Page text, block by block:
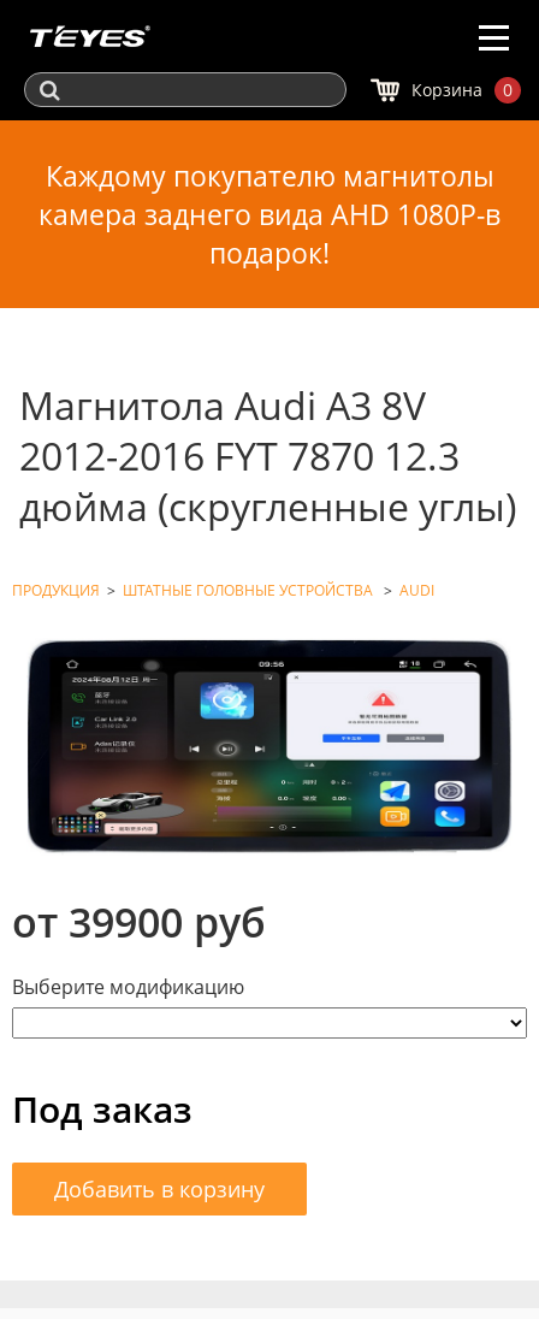
Корзина 0
Каждому покупателю магнитолы
камера заднего вида AHD 1080P-в
подарок!
Магнитола Audi A3 8V
2012-2016 FYT 7870 12.3
дюйма (скругленные углы)
ПРОДУКЦИЯ > ШТАТНЫЕ ГОЛОВНЫЕ УСТРОЙСТВА > AUDI
от 39900 руб
Выберите модификацию
Под заказ
Добавить в корзину